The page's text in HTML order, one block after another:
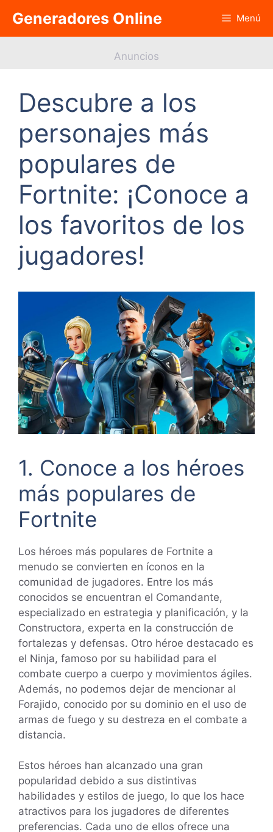
contenido
Generadores Online Menú
Anuncios
Descubre a los
personajes más
populares de
Fortnite: ¡Conoce a
los favoritos de los
jugadores!
1. Conoce a los héroes
más populares de
Fortnite
Los héroes más populares de Fortnite a
menudo se convierten en íconos en la
comunidad de jugadores. Entre los más
conocidos se encuentran el Comandante,
especializado en estrategia y planificación, y la
Constructora, experta en la construcción de
fortalezas y defensas. Otro héroe destacado es
el Ninja, famoso por su habilidad para el
combate cuerpo a cuerpo y movimientos ágiles.
Además, no podemos dejar de mencionar al
Forajido, conocido por su dominio en el uso de
armas de fuego y su destreza en el combate a
distancia.
Estos héroes han alcanzado una gran
popularidad debido a sus distintivas
habilidades y estilos de juego, lo que los hace
atractivos para los jugadores de diferentes
preferencias. Cada uno de ellos ofrece una